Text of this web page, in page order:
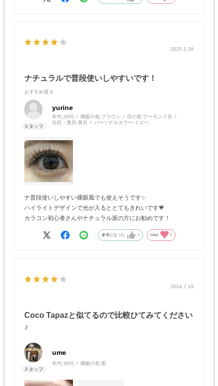
2025.1.28
ナチュラルで普段使いしやすいです！
おすすめ度:4
yurine
年代:20代 裸眼の色:ブラウン 目の形:アーモンド目
出目・奥目:奥目 パーソナルカラー:イエベ
ナ普段使いしやすい裸眼風でも使えそうです✨
ハイライトデザインで光が入るととてもきれいです💗
カラコン初心者さんやナチュラル派の方にお勧めです！
参考になった 1 Like! 0
2024.7.19
Coco Tapazと似てるので比較ひてみてください
♪
ume
年代:30代 裸眼の色:黒